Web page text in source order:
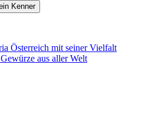
Österreich mit seiner Vielfalt
Gewürze aus aller Welt